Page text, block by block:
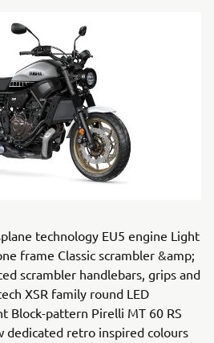
technology EU5 engine Light
frame Classic scrambler &amp;
scrambler handlebars, grips and
XSR family round LED
Block-pattern Pirelli MT 60 RS
dedicated retro inspired colours